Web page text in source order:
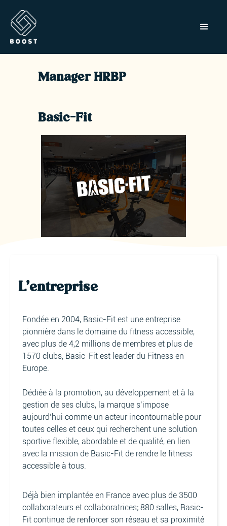
Manager HRBP
Basic-Fit
L'entreprise
Fondée en 2004, Basic-Fit est une entreprise
pionnière dans le domaine du fitness accessible,
avec plus de 4,2 millions de membres et plus de
1570 clubs, Basic-Fit est leader du Fitness en
Europe.
Dédiée à la promotion, au développement et à la
gestion de ses clubs, la marque s’impose
aujourd’hui comme un acteur incontournable pour
toutes celles et ceux qui recherchent une solution
sportive flexible, abordable et de qualité, en lien
avec la mission de Basic-Fit de rendre le fitness
accessible à tous.
Déjà bien implantée en France avec plus de 3500
collaborateurs et collaboratrices; 880 salles, Basic-
Fit continue de renforcer son réseau et sa proximité